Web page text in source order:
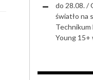
do 28.08. /
światło na
Young 15+